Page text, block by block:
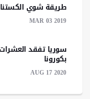
طريقة شوي
MAR 03 2019
سوريا تفقد
بكورونا
AUG 17 2020